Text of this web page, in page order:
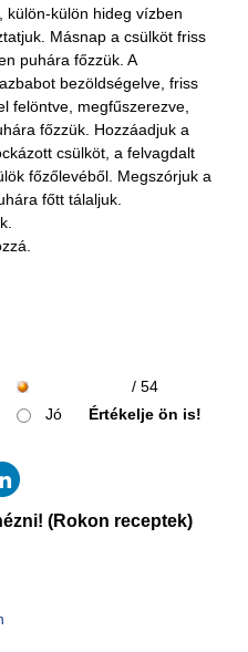
külön-külön hideg vízben
Másnap a csülköt friss
puhára főzzük. A
bezöldségelve, friss
felöntve, megfűszerezve,
főzzük. Hozzáadjuk a
csülköt, a felvagdalt
főzőlevéből. Megszórjuk a
főtt tálaljuk.
/ 54
Jó Értékelje ön is!
(Rokon receptek)